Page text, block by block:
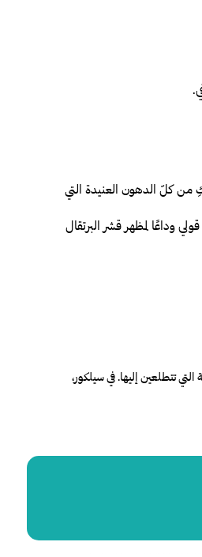
من كلّ الدهون العنيدة التي
وداعًا لمظهر قشر البرتقال
تتطلعين إليها. في سيلكور،